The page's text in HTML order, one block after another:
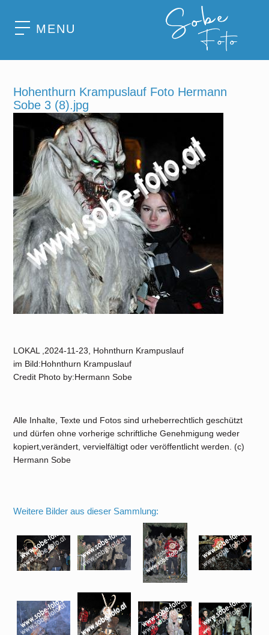
MENU
Hohenthurn Krampuslauf Foto Hermann
Sobe 3 (8).jpg
LOKAL ,2024-11-23, Hohnthurn Krampuslauf
im Bild:Hohnthurn Krampuslauf
Credit Photo by:Hermann Sobe
Alle Inhalte, Texte und Fotos sind urheberrechtlich geschützt
und dürfen ohne vorherige schriftliche Genehmigung weder
kopiert,verändert, vervielfältigt oder veröffentlicht werden. (c)
Hermann Sobe
Weitere Bilder aus dieser Sammlung: